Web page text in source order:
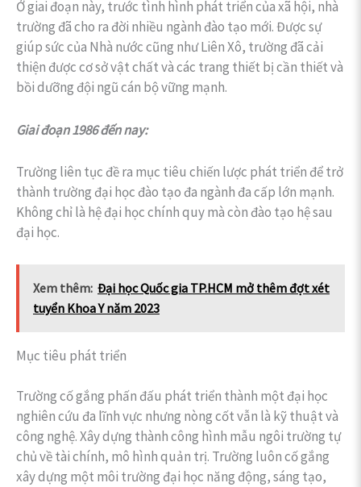
Ở giai đoạn này, trước tình hình phát triển của xã hội, nhà
trường đã cho ra đời nhiều ngành đào tạo mới. Được sự
giúp sức của Nhà nước cũng như Liên Xô, trường đã cải
thiện được cơ sở vật chất và các trang thiết bị cần thiết và
bồi dưỡng đội ngũ cán bộ vững mạnh.
Giai đoạn 1986 đến nay:
Trường liên tục đề ra mục tiêu chiến lược phát triển để trở
thành trường đại học đào tạo đa ngành đa cấp lớn mạnh.
Không chỉ là hệ đại học chính quy mà còn đào tạo hệ sau
đại học.
Xem thêm: Đại học Quốc gia TP.HCM mở thêm đợt xét
tuyển Khoa Y năm 2023
Mục tiêu phát triển
Trường cố gắng phấn đấu phát triển thành một đại học
nghiên cứu đa lĩnh vực nhưng nòng cốt vẫn là kỹ thuật và
công nghệ. Xây dựng thành công hình mẫu ngôi trường tự
chủ về tài chính, mô hình quản trị. Trường luôn cố gắng
xây dựng một môi trường đại học năng động, sáng tạo,